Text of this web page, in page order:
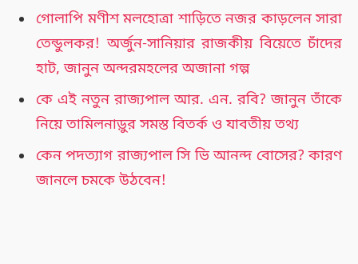
গোলাপি মণীশ মলহোত্রা শাড়িতে নজর কাড়লেন সারা
তেন্ডুলকর! অর্জুন-সানিয়ার রাজকীয় বিয়েতে চাঁদের
হাট, জানুন অন্দরমহলের অজানা গল্প
কে এই নতুন রাজ্যপাল আর. এন. রবি? জানুন তাঁকে
নিয়ে তামিলনাড়ুর সমস্ত বিতর্ক ও যাবতীয় তথ্য
কেন পদত্যাগ রাজ্যপাল সি ভি আনন্দ বোসের? কারণ
জানলে চমকে উঠবেন!